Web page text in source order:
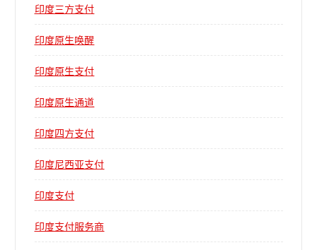
印度三方支付
印度原生唤醒
印度原生支付
印度原生通道
印度四方支付
印度尼西亚支付
印度支付
印度支付服务商